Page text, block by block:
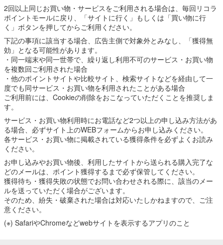
2回以上同じお買い物・サービスをご利用される場合は、毎回リコラ
ポイントモールに戻り、「サイトに行く」もしくは「買い物に行
く」ボタンを押してからご利用ください。
下記の事項に該当する場合、広告主側で対象外とみなし、「獲得無
効」となる可能性があります。
・同一端末や同一世帯で、繰り返し利用不可のサービス・お買い物
を複数回ご利用された場合
・他のポイントサイトや比較サイト、検索サイトなどを経由して一
度でも同サービス・お買い物を利用されたことがある場合
ご利用前には、Cookieの削除をおこなっていただくことを推奨しま
す。
サービス・お買い物利用時にお電話など2つ以上の申し込み方法があ
る場合、必ずサイト上のWEBフォームからお申し込みください。
各サービス・お買い物に掲載されている獲得条件を必ずよくお読み
ください。
お申し込みやお買い物後、利用したサイトから送られる購入完了な
どのメールは、ポイント獲得するまで必ず保管してください。
獲得待ち・獲得失敗の状態でお問い合わせされる際に、該当のメー
ルを送っていただく場合がございます。
そのため、紛失・破棄された場合は対応いたしかねますので、ご注
意ください。
(※) SafariやChromeなどwebサイトを表示するアプリのこと